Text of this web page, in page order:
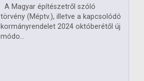
A Magyar építészetről szóló
törvény (Méptv.), illetve a kapcsolódó
kormányrendelet 2024 októberétől új
módo...